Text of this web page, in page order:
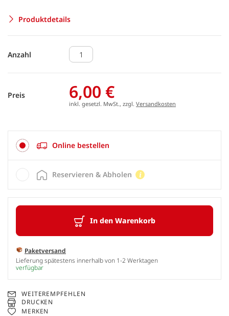
Produktdetails
Anzahl
Preis 6,00 €
inkl. gesetzl. MwSt., zzgl. Versandkosten
Online bestellen
In den Warenkorb
Paketversand
Lieferung spätestens innerhalb von 1-2 Werktagen
verfügbar
Reservieren & Abholen
WEITEREMPFEHLEN
DRUCKEN
MERKEN